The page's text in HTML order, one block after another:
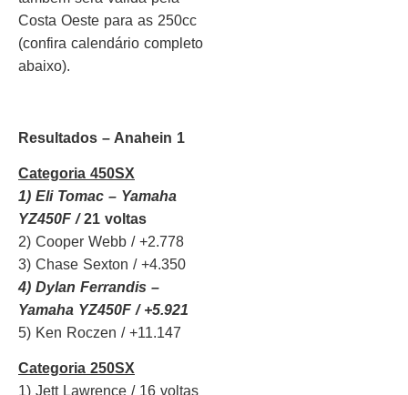
Costa Oeste para as 250cc
(confira calendário completo
abaixo).
Resultados – Anahein 1
Categoria 450SX
1) Eli Tomac – Yamaha
YZ450F /21 voltas
2) Cooper Webb / +2.778
3) Chase Sexton / +4.350
4) Dylan Ferrandis –
Yamaha YZ450F / +5.921
5) Ken Roczen / +11.147
Categoria 250SX
1) Jett Lawrence / 16 voltas